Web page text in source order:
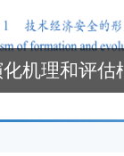
机理和评估